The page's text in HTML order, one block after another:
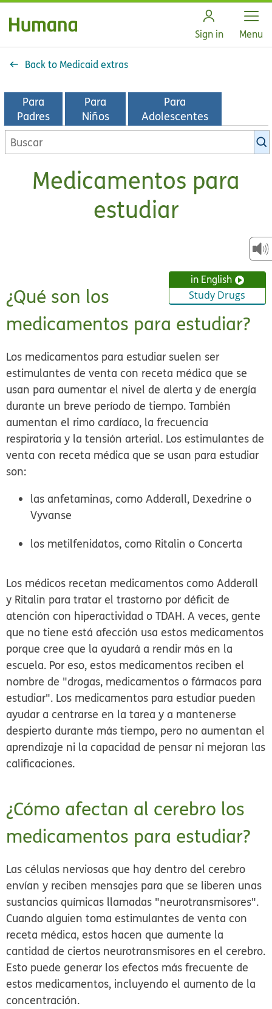
Sign in Open
Menu
Back to Medicaid extras
Para
Padres
Para
Niños
Para
Adolescentes
Buscar
en
bibliotecaMedicamentos para
estudiar
in English
Study Drugs
¿Qué son los
medicamentos para estudiar?
Los medicamentos para estudiar suelen ser
estimulantes de venta con receta médica que se
usan para aumentar el nivel de alerta y de energía
durante un breve período de tiempo. También
aumentan el rimo cardíaco, la frecuencia
respiratoria y la tensión arterial. Los estimulantes de
venta con receta médica que se usan para estudiar
son:
las anfetaminas, como Adderall, Dexedrine o
Vyvanse
los metilfenidatos, como Ritalin o Concerta
Los médicos recetan medicamentos como Adderall
y Ritalin para tratar el trastorno por déficit de
atención con hiperactividad o TDAH. A veces, gente
que no tiene está afección usa estos medicamentos
porque cree que la ayudará a rendir más en la
escuela. Por eso, estos medicamentos reciben el
nombre de "drogas, medicamentos o fármacos para
estudiar". Los medicamentos para estudiar pueden
ayudar a centrarse en la tarea y a mantenerse
despierto durante más tiempo, pero no aumentan el
aprendizaje ni la capacidad de pensar ni mejoran las
calificaciones.
¿Cómo afectan al cerebro los
medicamentos para estudiar?
Las células nerviosas que hay dentro del cerebro
envían y reciben mensajes para que se liberen unas
sustancias químicas llamadas "neurotransmisores".
Cuando alguien toma estimulantes de venta con
receta médica, estos hacen que aumente la
cantidad de ciertos neurotransmisores en el cerebro.
Esto puede generar los efectos más frecuente de
estos medicamentos, incluyendo el aumento de la
concentración.